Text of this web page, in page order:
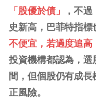
「股優於債」
，不
史新高，巴菲特指標
不便宜，若過度追高
投資機構都認為，選
間，但個股仍有成
正風險。